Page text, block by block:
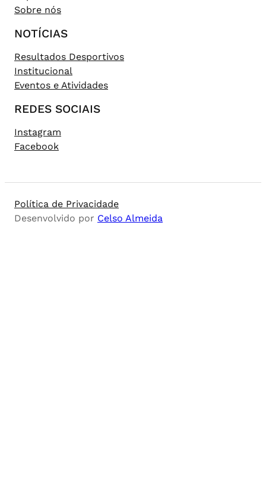
Sobre nós
NOTÍCIAS
Resultados Desportivos
Institucional
Eventos e Atividades
REDES SOCIAIS
Instagram
Facebook
Política de Privacidade
Desenvolvido por Celso Almeida